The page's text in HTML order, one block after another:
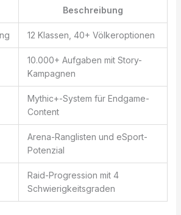
Beschreibung
12 Klassen, 40+ Völkeroptionen
10.000+ Aufgaben mit Story-
Kampagnen
Mythic+-System für Endgame-
Content
Arena-Ranglisten und eSport-
Potenzial
Raid-Progression mit 4
Schwierigkeitsgraden